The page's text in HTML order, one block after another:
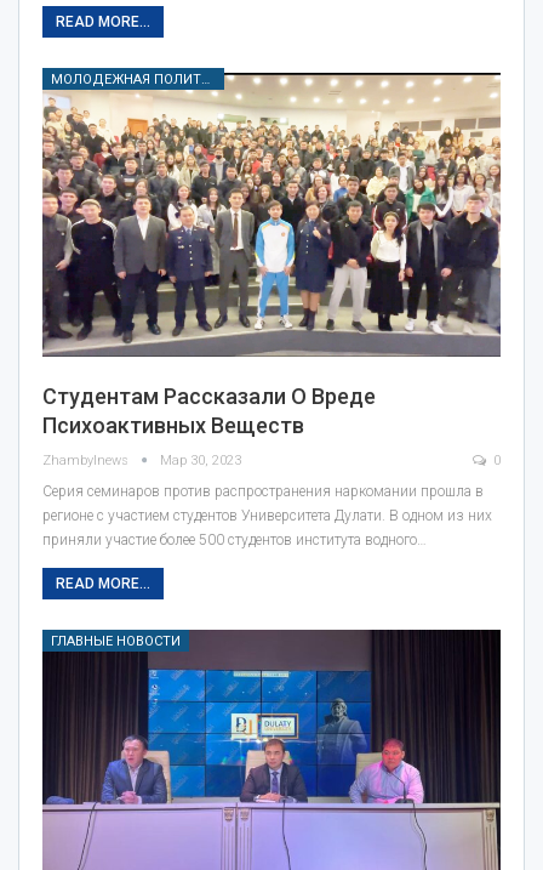
READ MORE...
МОЛОДЕЖНАЯ ПОЛИТИКА
Студентам Рассказали О Вреде
Психоактивных Веществ
Zhambylnews Мар 30, 2023 0
Серия семинаров против распространения наркомании прошла в
регионе с участием студентов Университета Дулати. В одном из них
приняли участие более 500 студентов института водного…
READ MORE...
ГЛАВНЫЕ НОВОСТИ